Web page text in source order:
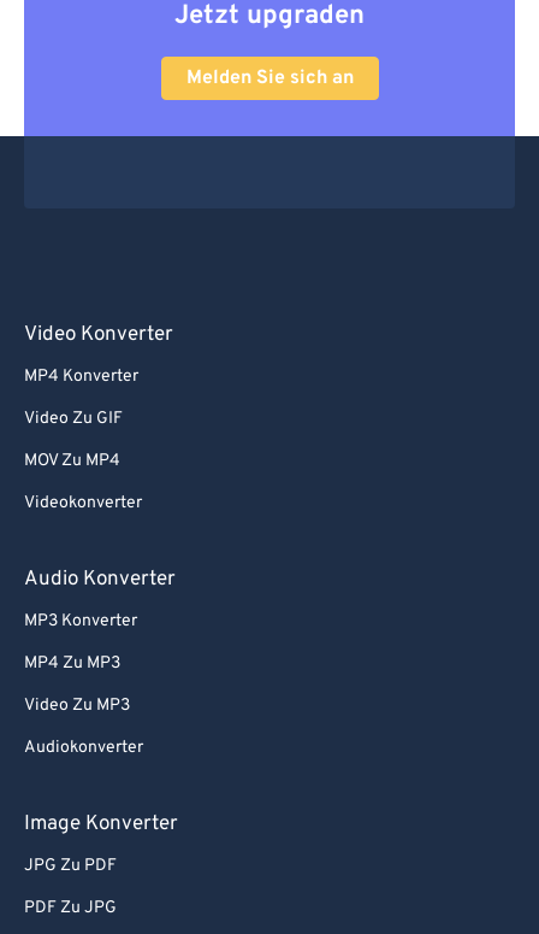
Jetzt upgraden
Melden Sie sich an
Video Konverter
MP4 Konverter
Video Zu GIF
MOV Zu MP4
Videokonverter
Audio Konverter
MP3 Konverter
MP4 Zu MP3
Video Zu MP3
Audiokonverter
Image Konverter
JPG Zu PDF
PDF Zu JPG